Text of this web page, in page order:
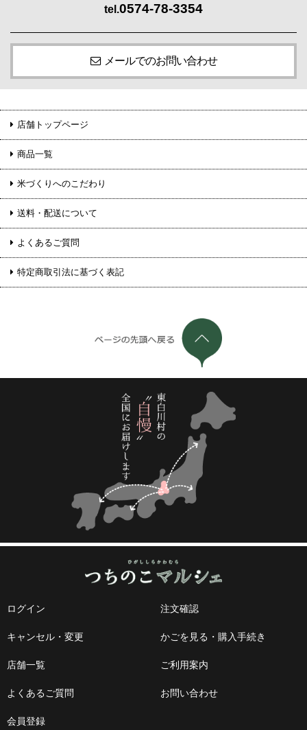
tel.0574-78-3354
メールでのお問い合わせ
店舗トップページ
商品一覧
米づくりへのこだわり
送料・配送について
よくあるご質問
特定商取引法に基づく表記
ログイン 注文確認
キャンセル・変更 かごを見る・購入手続き
店舗一覧 ご利用案内
よくあるご質問 お問い合わせ
会員登録